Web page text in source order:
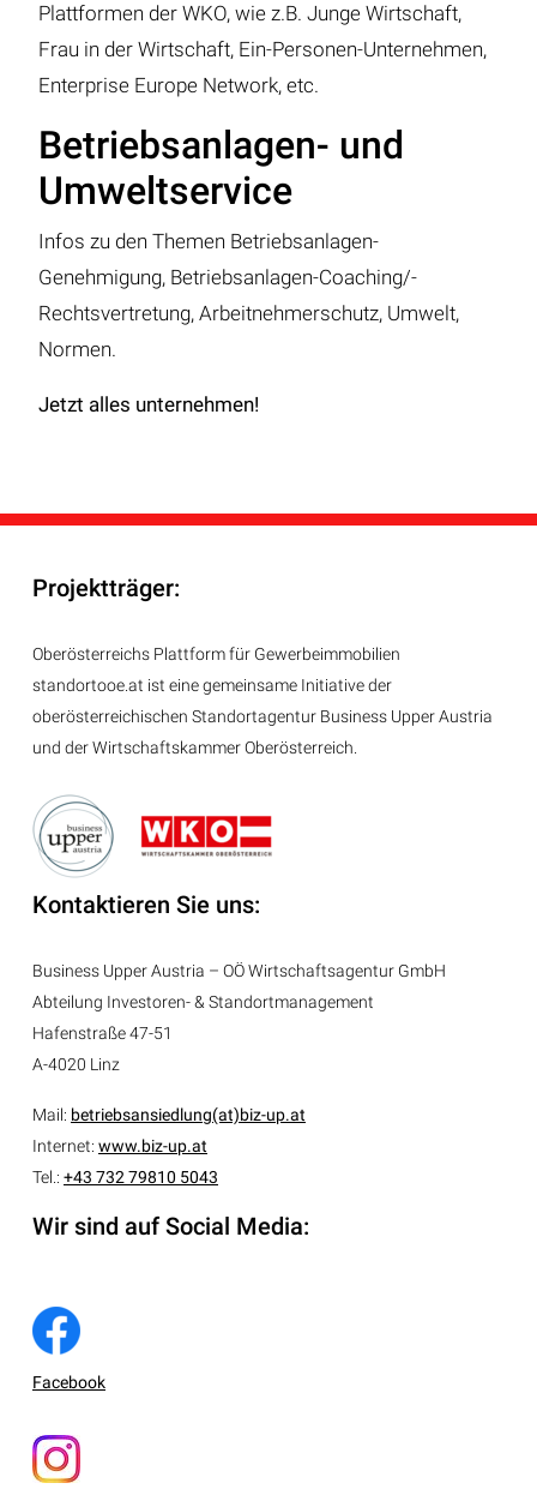
Plattformen der WKO, wie z.B. Junge Wirtschaft,
Frau in der Wirtschaft, Ein-Personen-Unternehmen,
Enterprise Europe Network, etc.
Betriebsanlagen- und
Umweltservice
Infos zu den Themen Betriebsanlagen-
Genehmigung, Betriebsanlagen-Coaching/-
Rechtsvertretung, Arbeitnehmerschutz, Umwelt,
Normen.
Jetzt alles unternehmen!
Projektträger:
Oberösterreichs Plattform für Gewerbeimmobilien
standortooe.at ist eine gemeinsame Initiative der
oberösterreichischen Standortagentur Business Upper Austria
und der Wirtschaftskammer Oberösterreich.
Kontaktieren Sie uns:
Business Upper Austria – OÖ Wirtschaftsagentur GmbH
Abteilung Investoren- & Standortmanagement
Hafenstraße 47-51
A-4020 Linz
Mail: betriebsansiedlung(at)biz-up.at
Internet: www.biz-up.at
Tel.: +43 732 79810 5043
Wir sind auf Social Media:
Facebook